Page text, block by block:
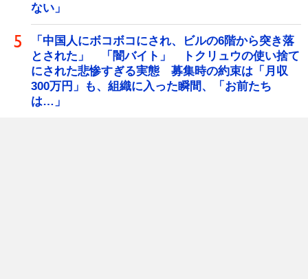
ない」
「中国人にボコボコにされ、ビルの6階から突き落
とされた」 「闇バイト」 トクリュウの使い捨て
にされた悲惨すぎる実態 募集時の約束は「月収
300万円」も、組織に入った瞬間、「お前たち
は…」